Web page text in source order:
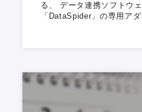
る、 データ連携ソフトウ
「DataSpider」の専用アダ